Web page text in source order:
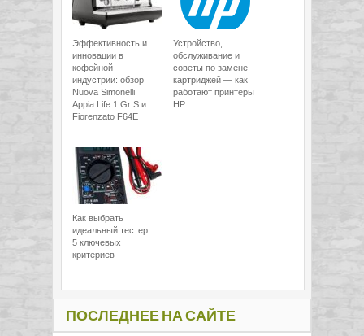
Эффективность и
инновации в
кофейной
индустрии: обзор
Nuova Simonelli
Appia Life 1 Gr S и
Fiorenzato F64E
Устройство,
обслуживание и
советы по замене
картриджей — как
работают принтеры
HP
Как выбрать
идеальный тестер:
5 ключевых
критериев
ПОСЛЕДНЕЕ НА САЙТЕ